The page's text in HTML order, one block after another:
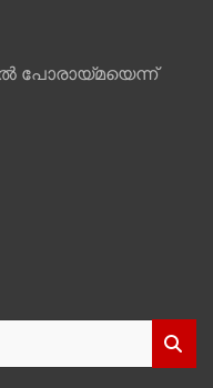
പോരായ്മയെന്ന്